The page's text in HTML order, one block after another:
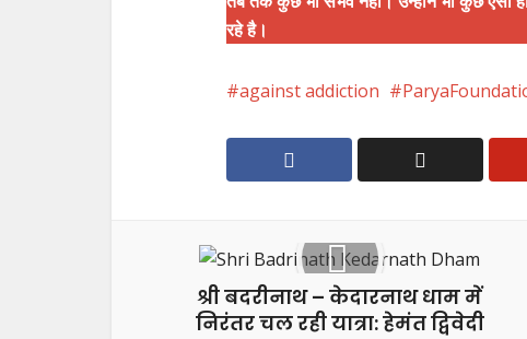
रहे है।
against addiction
श्री बदरीनाथ – केदारनाथ धाम में
निरंतर चल रही यात्रा: हेमंत द्विवेदी